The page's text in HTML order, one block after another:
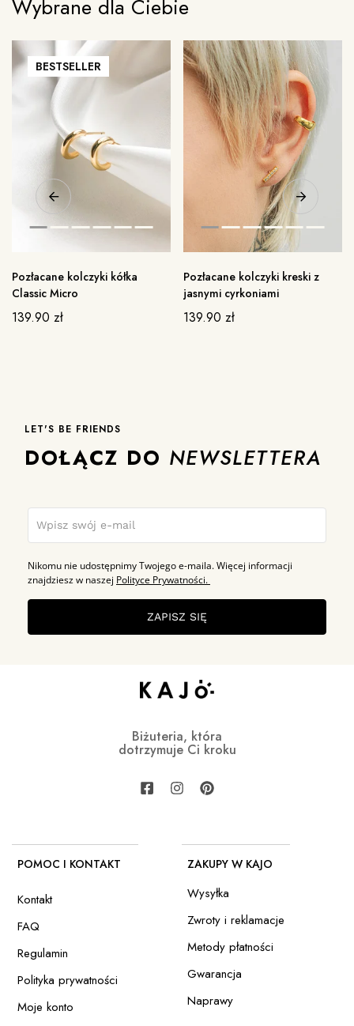
Wybrane dla Ciebie
BESTSELLER
Pozłacane kolczyki kółka
Classic Micro
139.90 zł
Pozłacane kolczyki kreski z
jasnymi cyrkoniami
139.90 zł
LET'S BE FRIENDS
DOŁĄCZ DO NEWSLETTERA
Nikomu nie udostępnimy Twojego e-maila. Więcej informacji
znajdziesz w naszej Polityce Prywatności.
ZAPISZ SIĘ
Biżuteria, która
dotrzymuje Ci kroku
POMOC I KONTAKT
Kontakt
FAQ
Regulamin
Polityka prywatności
Moje konto
ZAKUPY W KAJO
Wysyłka
Zwroty i reklamacje
Metody płatności
Gwarancja
Naprawy